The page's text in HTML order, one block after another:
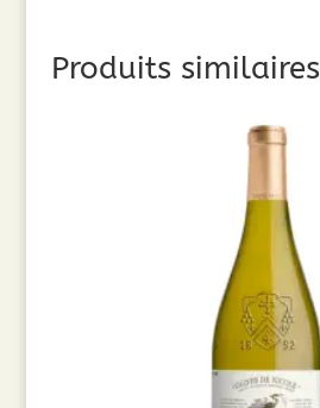
Produits similaires